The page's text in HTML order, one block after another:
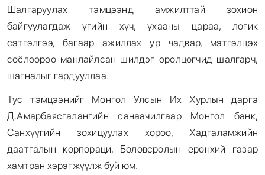
Шалгаруулах тэмцээнд амжилттай зохион
байгуулагдаж үгийн хүч, ухааны цараа, логик
сэтгэлгээ, багаар ажиллах ур чадвар, мэтгэлцэх
соёлоороо манлайлсан шилдэг оролцогчид шалгарч,
шагналыг гардууллаа.
Тус тэмцээнийг Монгол Улсын Их Хурлын дарга
Д.Амарбаясгалангийн санаачилгаар Монгол банк,
Санхүүгийн зохицуулах хороо, Хадгаламжийн
даатгалын корпораци, Боловсролын ерөнхий газар
хамтран хэрэгжүүлж буй юм.